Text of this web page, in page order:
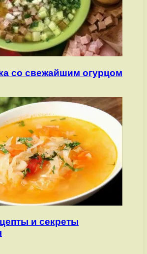
со свежайшим огурцом
и секреты